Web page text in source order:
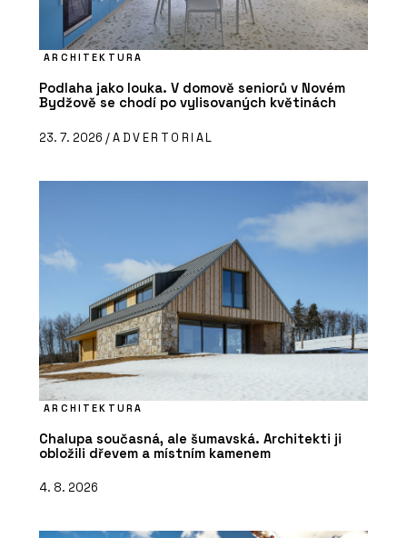
ARCHITEKTURA
Podlaha jako louka. V domově seniorů v Novém
Bydžově se chodí po vylisovaných květinách
23. 7. 2026 /ADVERTORIAL
ARCHITEKTURA
Chalupa současná, ale šumavská. Architekti ji
obložili dřevem a místním kamenem
4. 8. 2026